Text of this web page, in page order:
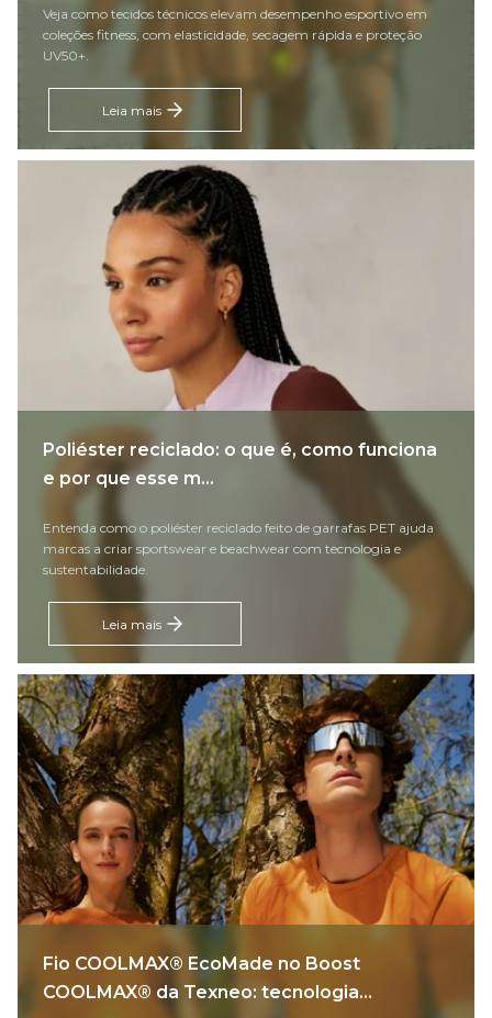
Veja como tecidos técnicos elevam desempenho esportivo em
coleções fitness, com elasticidade, secagem rápida e proteção
UV50+.
Leia mais
Poliéster reciclado: o que é, como funciona
e por que esse m...
Entenda como o poliéster reciclado feito de garrafas PET ajuda
marcas a criar sportswear e beachwear com tecnologia e
sustentabilidade.
Leia mais
Fio COOLMAX® EcoMade no Boost
COOLMAX® da Texneo: tecnologia...